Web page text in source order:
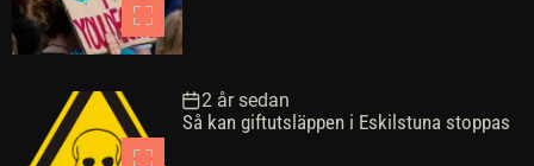
2 år sedan
Så kan giftutsläppen i Eskilstuna stoppas